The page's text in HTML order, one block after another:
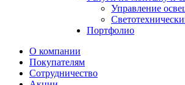
Управление
Портфолио
О компании
Покупателям
Сотрудничество